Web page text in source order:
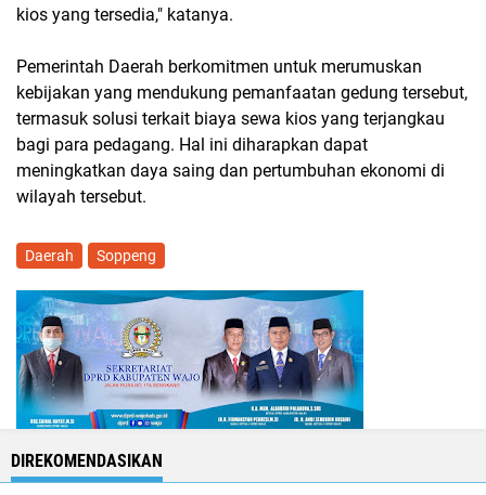
kios yang tersedia," katanya.
Pemerintah Daerah berkomitmen untuk merumuskan
kebijakan yang mendukung pemanfaatan gedung tersebut,
termasuk solusi terkait biaya sewa kios yang terjangkau
bagi para pedagang. Hal ini diharapkan dapat
meningkatkan daya saing dan pertumbuhan ekonomi di
wilayah tersebut.
Daerah Soppeng
DIREKOMENDASIKAN